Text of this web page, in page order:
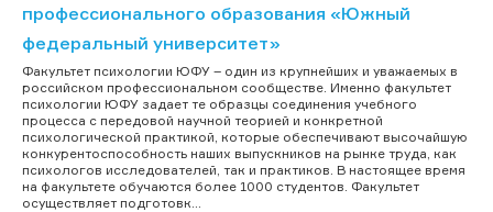
профессионального образования «Южный
федеральный университет»
Факультет психологии ЮФУ – один из крупнейших и уважаемых в
российском профессиональном сообществе. Именно факультет
психологии ЮФУ задает те образцы соединения учебного
процесса с передовой научной теорией и конкретной
психологической практикой, которые обеспечивают высочайшую
конкурентоспособность наших выпускников на рынке труда, как
психологов исследователей, так и практиков. В настоящее время
на факультете обучаются более 1000 студентов. Факультет
осуществляет подготовк...